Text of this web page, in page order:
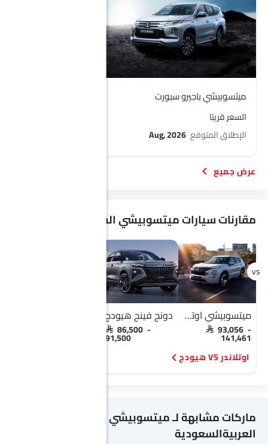
ميتسوبيشي باجيرو سبورت
السعر قريبًا
الإطلاق المتوقع Aug, 2026
مقارنات سيارات ميتسوبيشي الشائعة
ميتسوبيشي اوتلاندر
SAR 93,056 -
141,461
دونج فينج هيودج
SAR 86,500 -
91,500
اوتلاندر VS هيودج
ماركات مشابهة لـ ميتسوبيشي في
العربيةالسعودية